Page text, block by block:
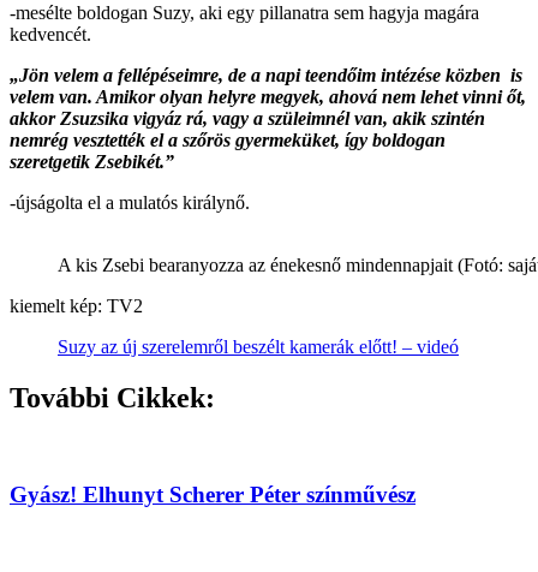
-mesélte boldogan Suzy, aki egy pillanatra sem hagyja magára
kedvencét.
„Jön velem a fellépéseimre, de a napi teendőim intézése közben is
velem van. Amikor olyan helyre megyek, ahová nem lehet vinni őt,
akkor Zsuzsika vigyáz rá, vagy a szüleimnél van, akik szintén
nemrég vesztették el a szőrös gyermeküket, így boldogan
szeretgetik Zsebikét.”
-újságolta el a mulatós királynő.
A kis Zsebi bearanyozza az énekesnő mindennapjait (Fotó:
kiemelt kép: TV2
Suzy az új szerelemről beszélt kamerák előtt! – videó
További Cikkek:
Gyász! Elhunyt Scherer Péter színművész